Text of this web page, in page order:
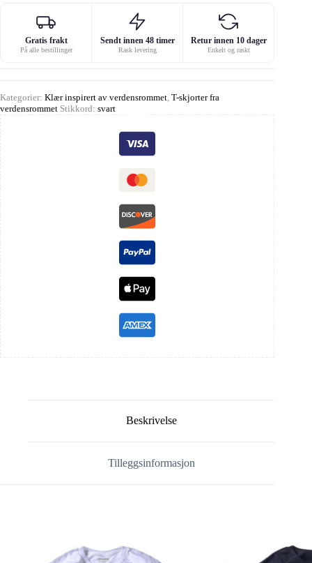
Gratis frakt
På alle bestillinger
Sendt innen 48 timer
Rask levering
Retur innen 10 dager
Enkelt og raskt
Kategorier: Klær inspirert av verdensrommet T-skjorter fra
verdensrommet Stikkord: svart
Beskrivelse
Tilleggsinformasjon